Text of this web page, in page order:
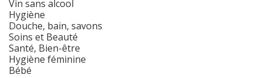
Vin sans alcool
Hygiène
Douche, bain, savons
Soins et Beauté
Santé, Bien-être
Hygiène féminine
Bébé